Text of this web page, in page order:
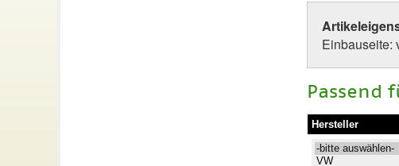
Einbauseite:
Passend
Hersteller